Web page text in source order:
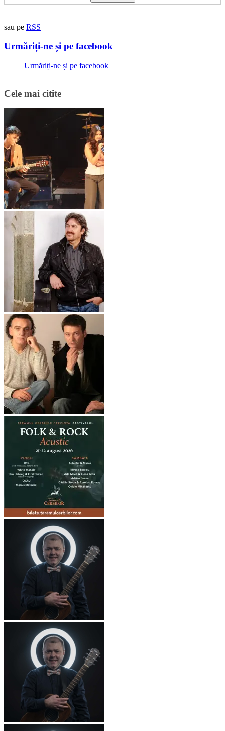
sau pe RSS
Urmăriți-ne și pe facebook
Urmăriți-ne și pe facebook
Cele mai citite